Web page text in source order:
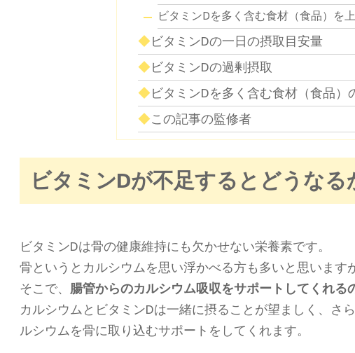
ビタミンDを多く含む食材（食品）を
ビタミンDの一日の摂取目安量
ビタミンDの過剰摂取
ビタミンDを多く含む食材（食品）
この記事の監修者
ビタミンDが不足するとどうなる
ビタミンDは骨の健康維持にも欠かせない栄養素です。
骨というとカルシウムを思い浮かべる方も多いと思います
そこで、 腸管からのカルシウム吸収をサポートしてくれる
カルシウムとビタミンDは一緒に摂ることが望ましく、さ
ルシウムを骨に取り込むサポートをしてくれます。